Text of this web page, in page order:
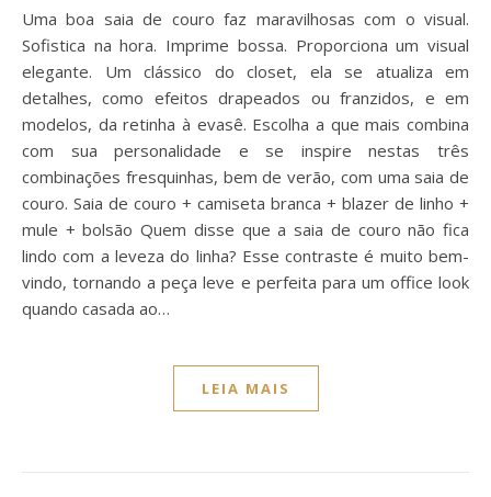
Uma boa saia de couro faz maravilhosas com o visual.
Sofistica na hora. Imprime bossa. Proporciona um visual
elegante. Um clássico do closet, ela se atualiza em
detalhes, como efeitos drapeados ou franzidos, e em
modelos, da retinha à evasê. Escolha a que mais combina
com sua personalidade e se inspire nestas três
combinações fresquinhas, bem de verão, com uma saia de
couro. Saia de couro + camiseta branca + blazer de linho +
mule + bolsão Quem disse que a saia de couro não fica
lindo com a leveza do linha? Esse contraste é muito bem-
vindo, tornando a peça leve e perfeita para um office look
quando casada ao…
LEIA MAIS